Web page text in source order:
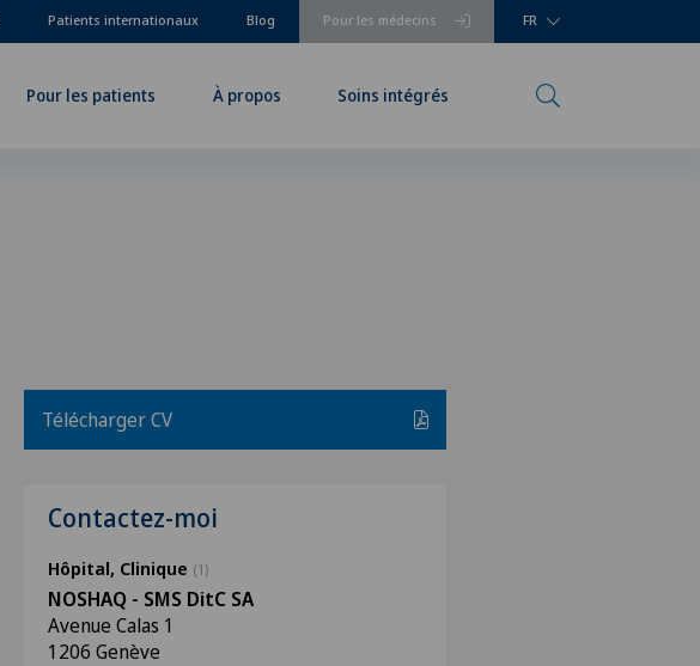
Pour les médecins
Patients internationaux Blog FR
Pour les patients À propos Soins intégrés
Télécharger CV
Contactez-moi
Hôpital, Clinique (1)
NOSHAQ - SMS DitC SA
Avenue Calas 1
1206 Genève